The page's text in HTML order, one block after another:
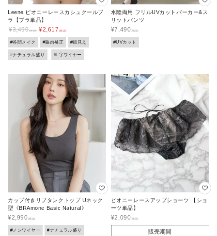
Leene ピオニーレースカシュクールブ
ラ【ブラ単品】
¥3,490 ¥2,617
#谷間メイク #脇肉補正 #細見え
#ナチュラル盛り #L字ワイヤー
水陸両用 フリルUVカットパーカー&ス
リットパンツ
¥7,490
#UVカット
カップ付きリブタンクトップ Uネック
型《BRAmone Basic Natural》
¥2,990
#ノンワイヤー #ナチュラル盛り
ピオニーレースアップショーツ 【ショ
ーツ単品】
¥2,090
販売期間